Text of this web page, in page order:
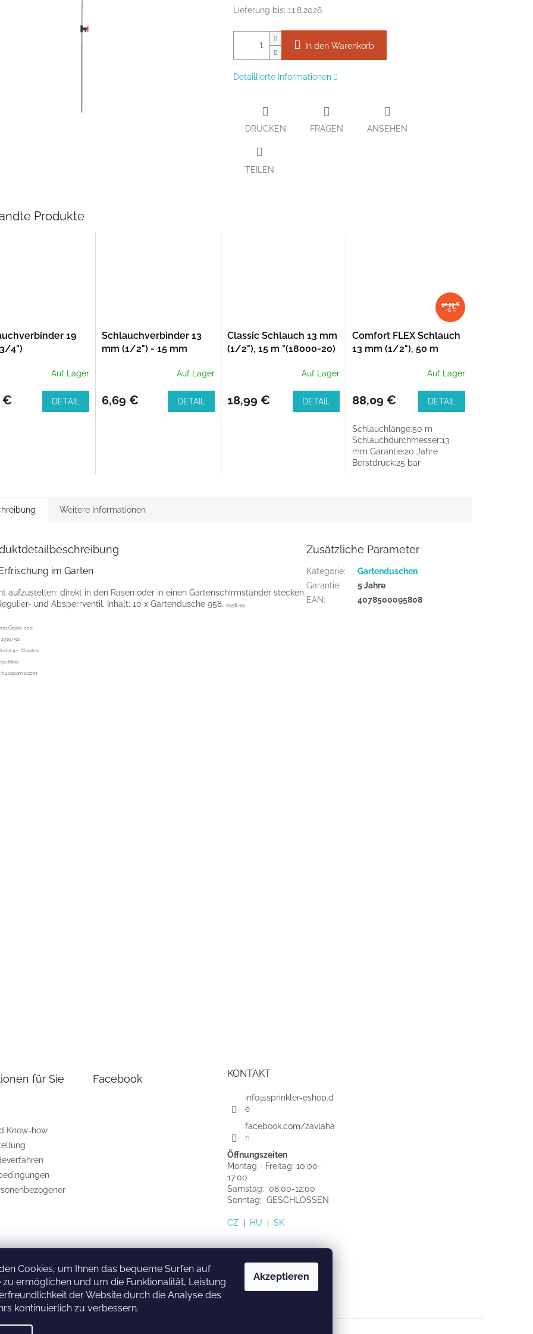
Cookies, um Ihnen das bequeme Surfen auf
zu ermöglichen und um die Funktionalität, Leistung
der Website durch die Analyse des
kontinuierlich zu verbessern.
Akzeptieren
Lieferung bis: 11.8.2026
In den Warenkorb
Detaillierte Informationen
DRUCKEN FRAGEN ANSEHEN
TEILEN
Produkte
19
4")
Auf Lager
€ DETAIL
Schlauchverbinder 13
mm (1/2") - 15 mm
Auf Lager
6,69 € DETAIL
Classic Schlauch 13 mm
(1/2"), 15 m "(18000-20)
Auf Lager
18,99 € DETAIL
92,99 €
–5 %
Comfort FLEX Schlauch
13 mm (1/2"), 50 m
Auf Lager
88,09 € DETAIL
Schlauchlänge:50 m
Schlauchdurchmesser:13
mm Garantie:20 Jahre
Berstdruck:25 bar
Weitere Informationen
im Garten
aufzustellen: direkt in den Rasen oder in einen Gartenschirmständer stecken.
und Absperrventil. Inhalt: 10 x Gartendusche 958. 0958-29
Česko s.r.o.
2319/5b,
4 – Chodov
Zusätzliche Parameter
Kategorie:
Gartenduschen
Garantie:
5 Jahre
EAN: 4078500095808
für Sie
Know-how
Facebook KONTAKT
info@sprinkler-eshop.d
e
facebook.com/zavlaha
ri
Öffnungszeiten
Montag - Freitag: 10:00-
17:00
Samstag: 08:00-12:00
Sonntag: GESCHLOSSEN
CZ| HU SK
HU SK CZ